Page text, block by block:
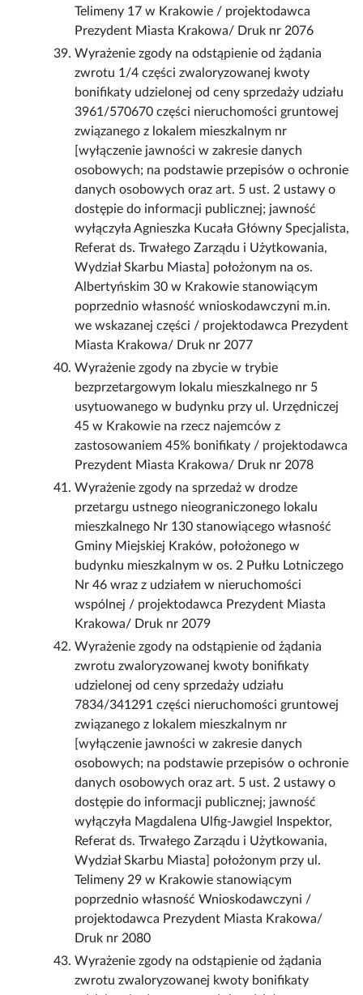
Telimeny 17 w Krakowie / projektodawca
Prezydent Miasta Krakowa/ Druk nr 2076
Wyrażenie zgody na odstąpienie od żądania
zwrotu 1/4 części zwaloryzowanej kwoty
bonifikaty udzielonej od ceny sprzedaży udziału
3961/570670 części nieruchomości gruntowej
związanego z lokalem mieszkalnym nr
[wyłączenie jawności w zakresie danych
osobowych; na podstawie przepisów o ochronie
danych osobowych oraz art. 5 ust. 2 ustawy o
dostępie do informacji publicznej; jawność
wyłączyła Agnieszka Kucała Główny Specjalista,
Referat ds. Trwałego Zarządu i Użytkowania,
Wydział Skarbu Miasta] położonym na os.
Albertyńskim 30 w Krakowie stanowiącym
poprzednio własność wnioskodawczyni m.in.
we wskazanej części / projektodawca Prezydent
Miasta Krakowa/ Druk nr 2077
Wyrażenie zgody na zbycie w trybie
bezprzetargowym lokalu mieszkalnego nr 5
usytuowanego w budynku przy ul. Urzędniczej
45 w Krakowie na rzecz najemców z
zastosowaniem 45% bonifikaty / projektodawca
Prezydent Miasta Krakowa/ Druk nr 2078
Wyrażenie zgody na sprzedaż w drodze
przetargu ustnego nieograniczonego lokalu
mieszkalnego Nr 130 stanowiącego własność
Gminy Miejskiej Kraków, położonego w
budynku mieszkalnym w os. 2 Pułku Lotniczego
Nr 46 wraz z udziałem w nieruchomości
wspólnej / projektodawca Prezydent Miasta
Krakowa/ Druk nr 2079
Wyrażenie zgody na odstąpienie od żądania
zwrotu zwaloryzowanej kwoty bonifikaty
udzielonej od ceny sprzedaży udziału
7834/341291 części nieruchomości gruntowej
związanego z lokalem mieszkalnym nr
[wyłączenie jawności w zakresie danych
osobowych; na podstawie przepisów o ochronie
danych osobowych oraz art. 5 ust. 2 ustawy o
dostępie do informacji publicznej; jawność
wyłączyła Magdalena Ulfig-Jawgiel Inspektor,
Referat ds. Trwałego Zarządu i Użytkowania,
Wydział Skarbu Miasta] położonym przy ul.
Telimeny 29 w Krakowie stanowiącym
poprzednio własność Wnioskodawczyni /
projektodawca Prezydent Miasta Krakowa/
Druk nr 2080
Wyrażenie zgody na odstąpienie od żądania
zwrotu zwaloryzowanej kwoty bonifikaty